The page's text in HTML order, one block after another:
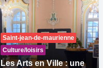
Saint-jean-de-maurienne
Culture/loisirs
Les Arts en Ville : une